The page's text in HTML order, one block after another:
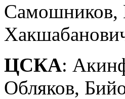
Самошников,
ЦСКА:
Обляков,